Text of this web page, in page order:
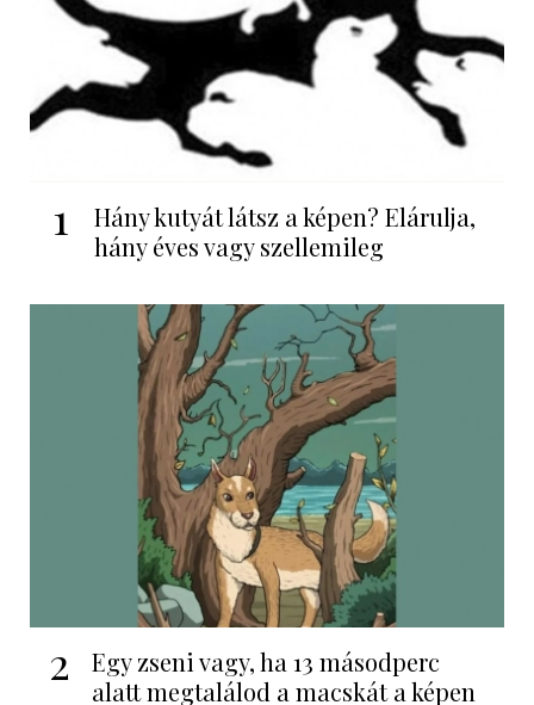
1
Hány kutyát látsz a képen? Elárulja,
hány éves vagy szellemileg
2
Egy zseni vagy, ha 13 másodperc
alatt megtalálod a macskát a képen